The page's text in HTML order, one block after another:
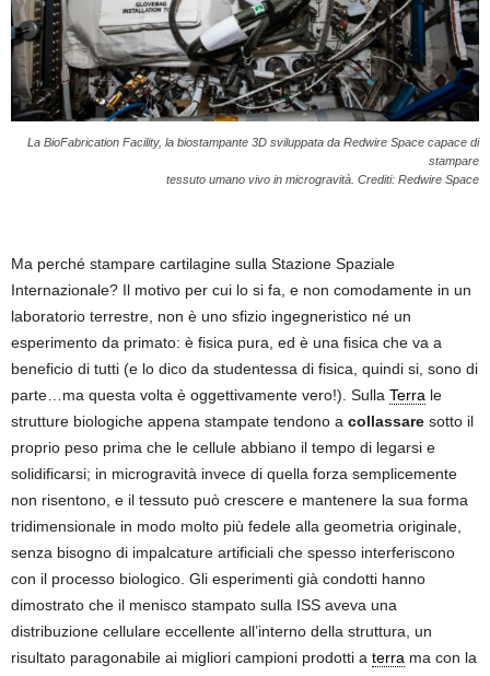
La BioFabrication Facility, la biostampante 3D sviluppata da Redwire Space capace di
stampare
tessuto umano vivo in microgravità. Crediti: Redwire Space
Ma perché stampare cartilagine sulla Stazione Spaziale
Internazionale? Il motivo per cui lo si fa, e non comodamente in un
laboratorio terrestre, non è uno sfizio ingegneristico né un
esperimento da primato: è fisica pura, ed è una fisica che va a
beneficio di tutti (e lo dico da studentessa di fisica, quindi si, sono di
parte…ma questa volta è oggettivamente vero!). Sulla Terra le
strutture biologiche appena stampate tendono a collassare sotto il
proprio peso prima che le cellule abbiano il tempo di legarsi e
solidificarsi; in microgravità invece di quella forza semplicemente
non risentono, e il tessuto può crescere e mantenere la sua forma
tridimensionale in modo molto più fedele alla geometria originale,
senza bisogno di impalcature artificiali che spesso interferiscono
con il processo biologico. Gli esperimenti già condotti hanno
dimostrato che il menisco stampato sulla ISS aveva una
distribuzione cellulare eccellente all’interno della struttura, un
risultato paragonabile ai migliori campioni prodotti a terra ma con la